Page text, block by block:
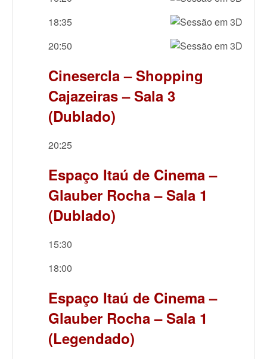
18:35
20:50
Cinesercla – Shopping
Cajazeiras – Sala 3
(Dublado)
20:25
Espaço Itaú de Cinema –
Glauber Rocha – Sala 1
(Dublado)
15:30
18:00
Espaço Itaú de Cinema –
Glauber Rocha – Sala 1
(Legendado)